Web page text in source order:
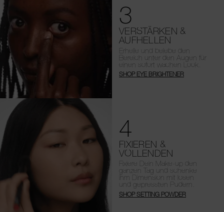
3
VERSTÄRKEN &
AUFHELLEN
Erhelle und belebe den
Bereich unter den Augen für
einen sofort wachen Look.
SHOP EYE BRIGHTENER
4
FIXIEREN &
VOLLENDEN
Fixiere Dein Make-up den
ganzen Tag und schenke
ihm Dimension mit losen
und gepressten Pudern.
SHOP SETTING POWDER